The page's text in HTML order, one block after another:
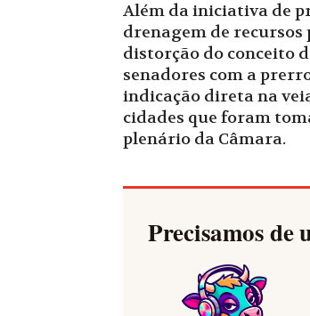
Além da iniciativa de
drenagem de recursos
distorção do conceito
senadores com a
indicação direta na
cidades que foram
plenário da Câmara.
Precisamos